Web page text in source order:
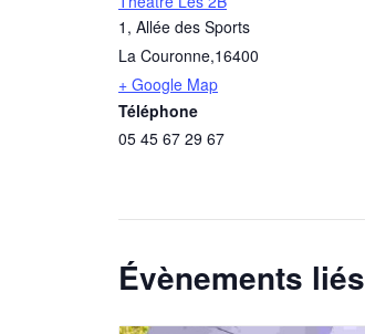
1, Allée des Sports
La Couronne,16400
+ Google Map
Téléphone
05 45 67 29 67
Évènements liés